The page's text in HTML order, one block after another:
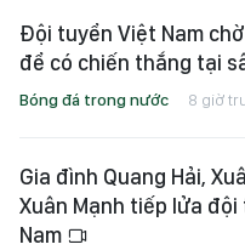
Đội tuyển Việt Nam
để có chiến thắng tại
Bóng đá trong nước 8 giờ
Gia đình Quang Hải,
Xuân Mạnh tiếp lửa
Nam